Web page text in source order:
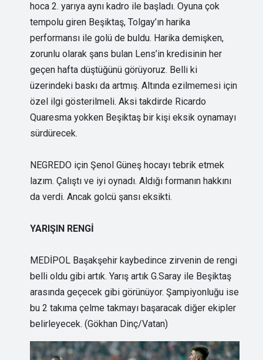
hoca 2. yarıya aynı kadro ile başladı. Oyuna çok
tempolu giren Beşiktaş, Tolgay’ın harika
performansı ile golü de buldu. Harika demişken,
zorunlu olarak şans bulan Lens’in kredisinin her
geçen hafta düştüğünü görüyoruz. Belli ki
üzerindeki baskı da artmış. Altında ezilmemesi için
özel ilgi gösterilmeli. Aksi takdirde Ricardo
Quaresma yokken Beşiktaş bir kişi eksik oynamayı
sürdürecek.
NEGREDO için Şenol Güneş hocayı tebrik etmek
lazım. Çalıştı ve iyi oynadı. Aldığı formanın hakkını
da verdi. Ancak golcü şansı eksikti.
YARIŞIN RENGİ
MEDİPOL Başakşehir kaybedince zirvenin de rengi
belli oldu gibi artık. Yarış artık G.Saray ile Beşiktaş
arasında geçecek gibi görünüyor. Şampiyonluğu ise
bu 2 takıma çelme takmayı başaracak diğer ekipler
belirleyecek. (Gökhan Dinç/Vatan)